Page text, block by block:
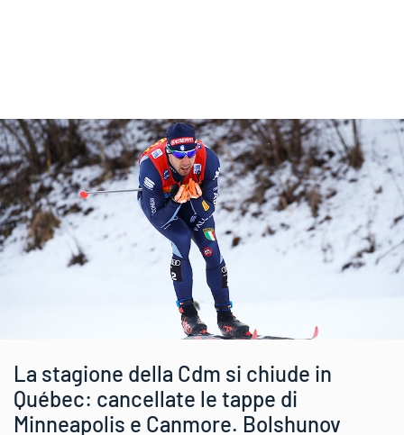
La stagione della Cdm si chiude in
Québec: cancellate le tappe di
Minneapolis e Canmore. Bolshunov